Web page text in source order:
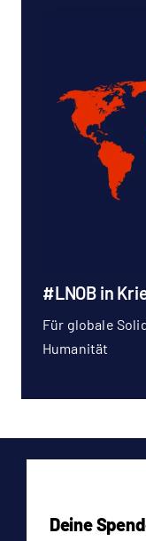
#LNOB in
Für globale
Humanität
Deine